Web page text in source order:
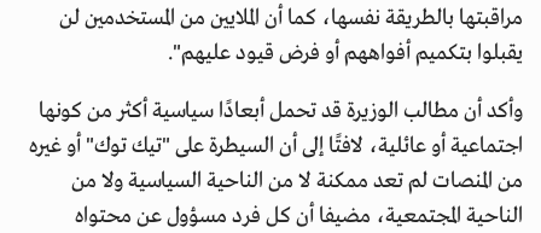
مراقبتها بالطريقة نفسها، كما أن الملايين من المستخدمين لن
يقبلوا بتكميم أفواههم أو فرض قيود عليهم".
وأكد أن مطالب الوزيرة قد تحمل أبعادًا سياسية أكثر من كونها
اجتماعية أو عائلية، لافتًا إلى أن السيطرة على "تيك توك" أو غيره
من المنصات لم تعد ممكنة لا من الناحية السياسية ولا من
الناحية المجتمعية، مضيفا أن كل فرد مسؤول عن محتواه